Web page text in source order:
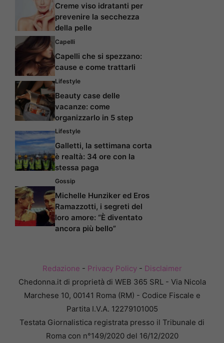
Creme viso idratanti per
prevenire la secchezza
della pelle
Capelli
Capelli che si spezzano:
cause e come trattarli
Lifestyle
Beauty case delle
vacanze: come
organizzarlo in 5 step
Lifestyle
Galletti, la settimana corta
è realtà: 34 ore con la
stessa paga
Gossip
Michelle Hunziker ed Eros
Ramazzotti, i segreti del
loro amore: “È diventato
ancora più bello”
Redazione - Privacy Policy- Disclaimer
Chedonna.it di proprietà di WEB 365 SRL - Via Nicola
Marchese 10, 00141 Roma (RM) - Codice Fiscale e
Partita I.V.A. 12279101005
Testata Giornalistica registrata presso il Tribunale di
Roma con n°149/2020 del 16/12/2020